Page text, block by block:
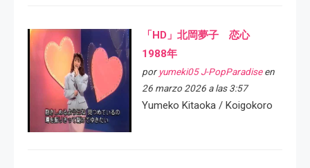
「HD」北岡夢子 恋心
1988年
por yumeki05 J-PopParadiseen
26 marzo 2026 a las 3:57
Yumeko Kitaoka / Koigokoro